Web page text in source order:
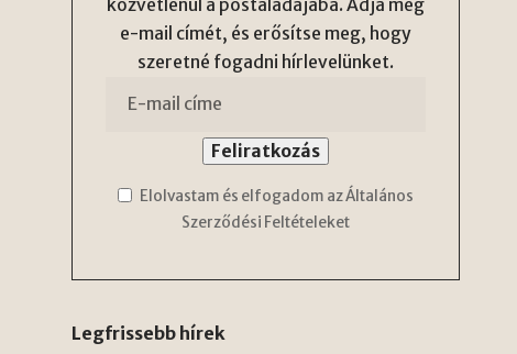
közvetlenül a postaládájába. Adja meg
e-mail címét, és erősítse meg, hogy
szeretné fogadni hírlevelünket.
Elolvastam és elfogadom az Általános
Szerződési Feltételeket
Legfrissebb hírek